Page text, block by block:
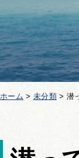
ホーム > 未分類> 潜